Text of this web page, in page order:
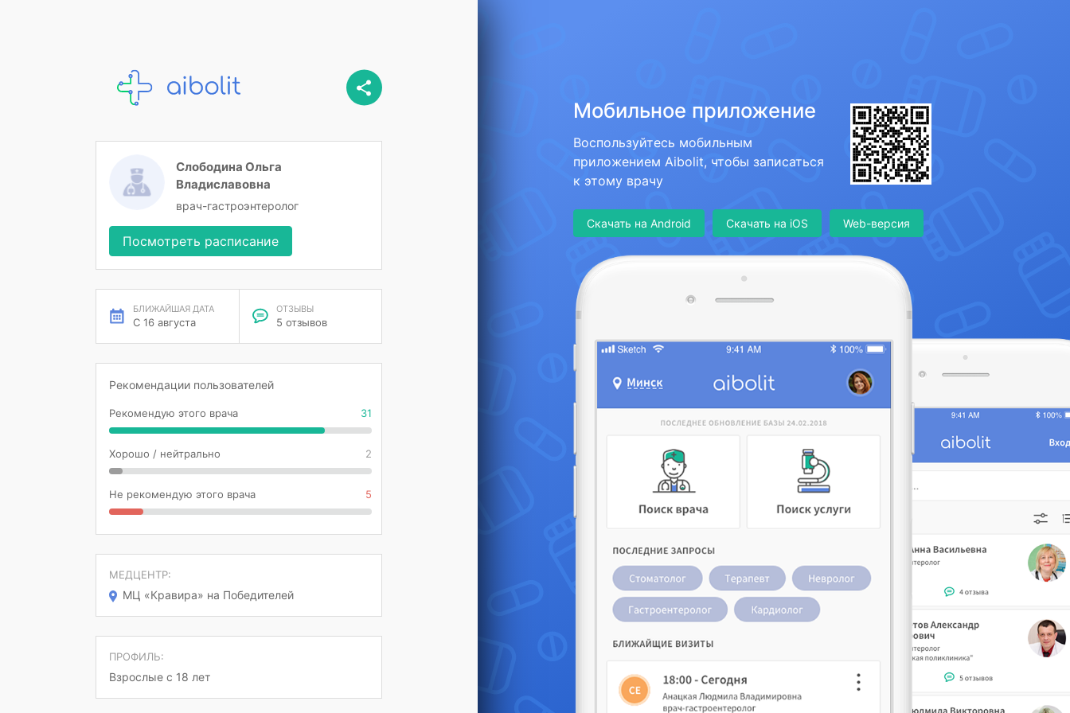
Мобильное приложение
Воспользуйтесь мобильным
приложением Aibolit, чтобы записаться
к этому врачу
Скачать на Android Скачать на iOS Web-версия
Слободина Ольга
Владиславовна
врач-гастроэнтеролог
Посмотреть расписание
БЛИЖАЙШАЯ ДАТА
С 16 августа
ОТЗЫВЫ
5 отзывов
Рекомендации пользователей
Рекомендую этого врача 31
Хорошо / нейтрально 2
Не рекомендую этого врача 5
МЕДЦЕНТР:
МЦ «Кравира» на Победителей
ПРОФИЛЬ:
Взрослые с 18 лет